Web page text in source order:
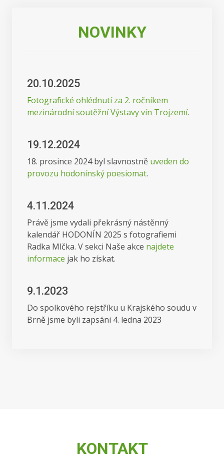
NOVINKY
20.10.2025
Fotografické ohlédnutí za 2. ročníkem
mezinárodní soutěžní Výstavy vín Trojzemí.
19.12.2024
18. prosince 2024 byl slavnostně uveden do
provozu hodonínský poesiomat.
4.11.2024
Právě jsme vydali překrásný nástěnný
kalendář HODONÍN 2025 s fotografiemi
Radka Mlčka. V sekci Naše akce najdete
informace jak ho získat.
9.1.2023
Do spolkového rejstříku u Krajského soudu v
Brně jsme byli zapsáni 4. ledna 2023
KONTAKT